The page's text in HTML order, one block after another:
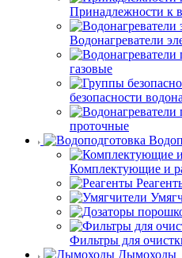
Принадлежности к
Водонагреватели
газовые
безопасности
проточные
Комплектующие и
Фильтры для
Дымоходы